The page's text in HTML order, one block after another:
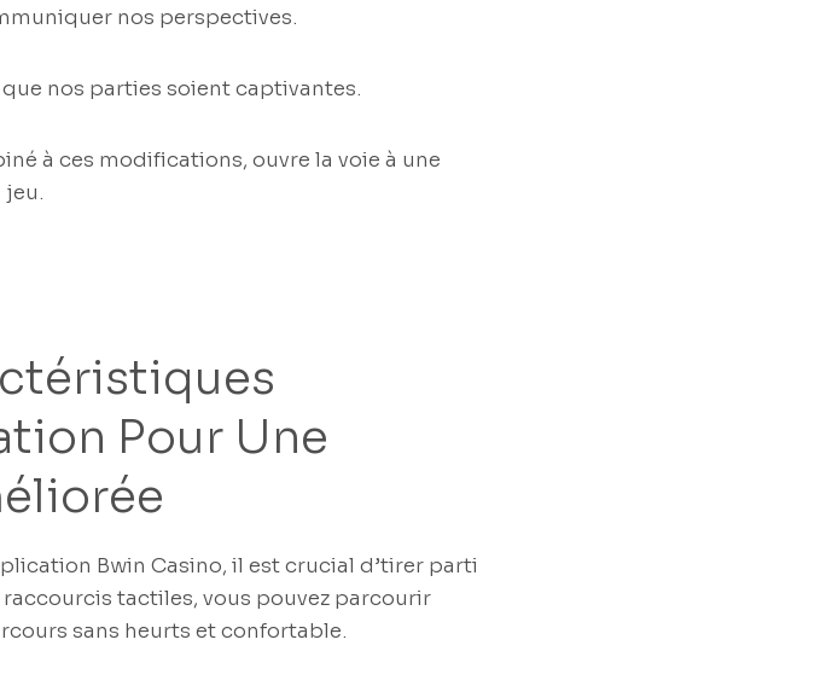
nos perspectives.
nos parties soient captivantes.
à ces modifications, ouvre la voie à une
Pour Une
Bwin Casino, il est crucial d’tirer parti
tactiles, vous pouvez parcourir
sans heurts et confortable.